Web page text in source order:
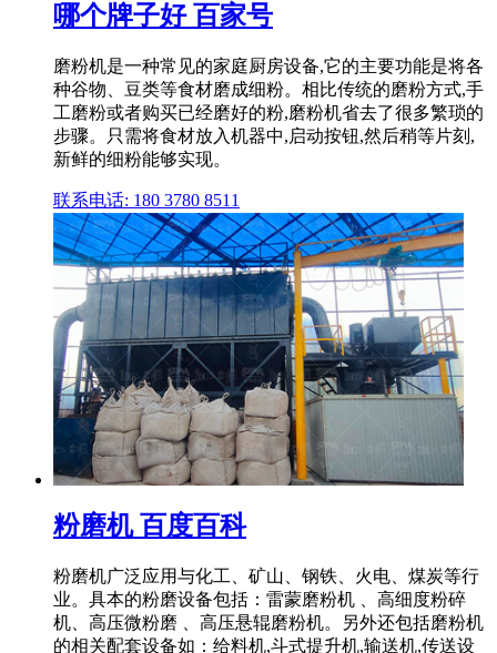
哪个牌子好 百家号
磨粉机是一种常见的家庭厨房设备,它的主要功能是将各
种谷物、豆类等食材磨成细粉。相比传统的磨粉方式,手
工磨粉或者购买已经磨好的粉,磨粉机省去了很多繁琐的
步骤。只需将食材放入机器中,启动按钮,然后稍等片刻,
新鲜的细粉能够实现。
联系电话: 180 3780 8511
粉磨机 百度百科
粉磨机广泛应用与化工、矿山、钢铁、火电、煤炭等行
业。具本的粉磨设备包括：雷蒙磨粉机 、高细度粉碎
机、高压微粉磨 、高压悬辊磨粉机。另外还包括磨粉机
的相关配套设备如：给料机,斗式提升机,输送机,传送设